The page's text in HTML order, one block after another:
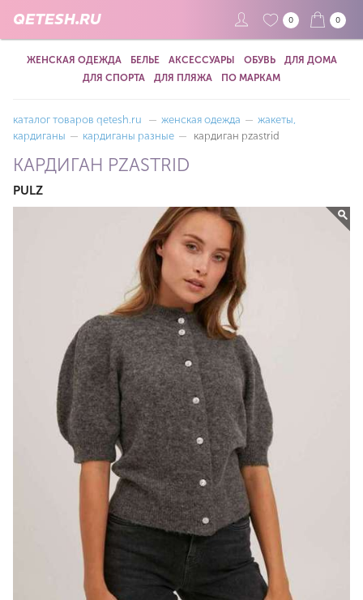
QETESH.RU 0 0
ЖЕНСКАЯ ОДЕЖДА БЕЛЬЕ АКСЕССУАРЫ ОБУВЬ
ДЛЯ ДОМА
ДЛЯ СПОРТА
ДЛЯ ПЛЯЖА ПО МАРКАМ
каталог товаров qetesh.ru — женская одежда — жакеты,
кардиганы — кардиганы разные — кардиган pzastrid
КАРДИГАН PZASTRID
PULZ